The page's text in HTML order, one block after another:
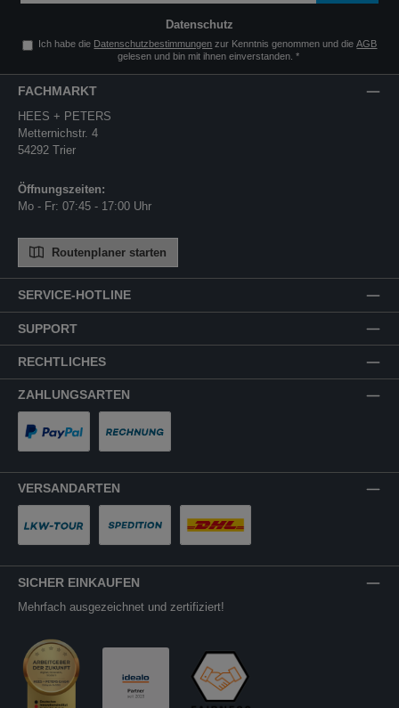
*
Datenschutz
Ich habe die Datenschutzbestimmungen zur Kenntnis genommen und dieAGB
gelesen und bin mit ihnen einverstanden. *
SERVICE-HOTLINE
SUPPORT
RECHTLICHES
ZAHLUNGSARTEN
VERSANDARTEN
FACHMARKT
HEES + PETERS
Metternichstr. 4
54292 Trier
Öffnungszeiten:
Mo - Fr: 07:45 - 17:00 Uhr
Routenplaner starten
SICHER EINKAUFEN
Mehrfach ausgezeichnet und zertifiziert!